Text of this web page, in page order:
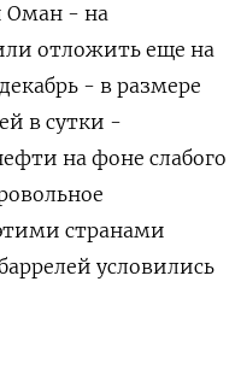
Оман - на
отложить еще на
- в размере
в сутки -
на фоне слабого
странами
условились